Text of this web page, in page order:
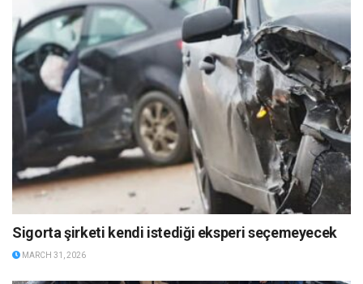
Sigorta şirketi kendi istediği eksperi seçemeyecek
MARCH 31, 2026